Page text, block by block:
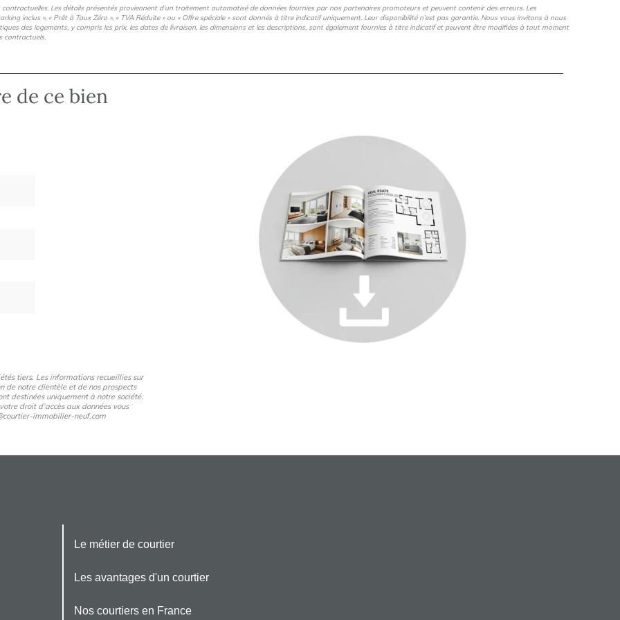
Les détails présentés proviennent d’un traitement automatisé de données fournies par nos partenaires promoteurs et peuvent contenir des erreurs. Les
inclus », « Prêt à Taux Zéro », « TVA Réduite » ou « Offre spéciale » sont donnés à titre indicatif uniquement. Leur disponibilité n’est pas garantie. Nous vous invitons à nous
des logements, y compris les prix, les dates de livraison, les dimensions et les descriptions, sont également fournies à titre indicatif et peuvent être modifiées à tout moment
contractuels.
de ce bien
tiers. Les informations recueillies sur
de notre clientèle et de nos prospects
destinées uniquement à notre société.
droit d’accès aux données vous
immobilier-neuf.com
Le métier de courtier
Les avantages d'un courtier
Nos courtiers en France